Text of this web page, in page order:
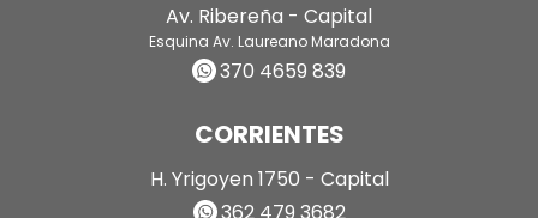
Av. Ribereña - Capital
Esquina Av. Laureano Maradona
370 4659 839
CORRIENTES
H. Yrigoyen 1750 - Capital
362 479 3682